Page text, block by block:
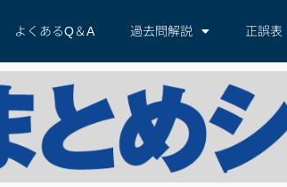
よくあるQ＆A 過去問解説 正誤表